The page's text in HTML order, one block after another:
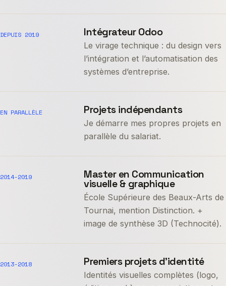
DEPUIS 2019 Intégrateur Odoo
Le virage technique : du design vers
l’intégration et l’automatisation des
systèmes d’entreprise.
EN PARALLÈLE Projets indépendants
Je démarre mes propres projets en
parallèle du salariat.
2014-2019 Master en Communication
visuelle & graphique
École Supérieure des Beaux-Arts de
Tournai, mention Distinction. +
image de synthèse 3D (Technocité).
2013-2018 Premiers projets d’identité
Identités visuelles complètes (logo,